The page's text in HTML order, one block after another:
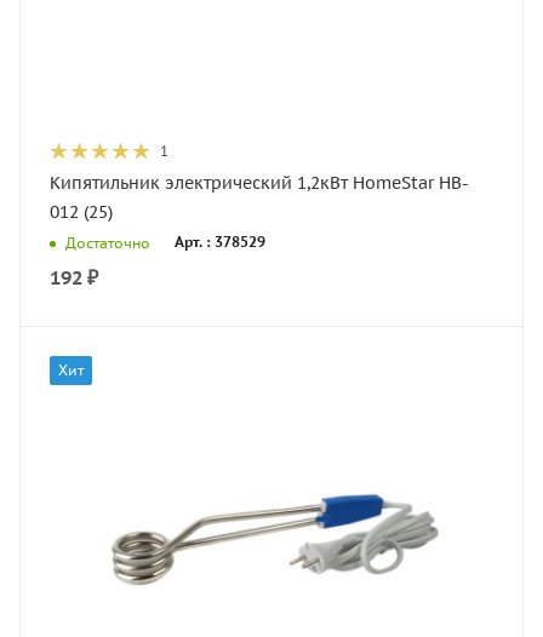
1
Кипятильник электрический 1,2кВт HomeStar HB-
012 (25)
Достаточно Арт. : 378529
192 ₽
Хит